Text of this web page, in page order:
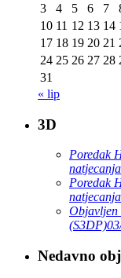
3
4 5 6 7
10 11 12 13 14
17 18 19 20 21
24 25 26 27 28
31
« lip
3D
Poredak
natjecanja
Poredak
natjecanja
Objavljen
(S3DP)
Nedavno